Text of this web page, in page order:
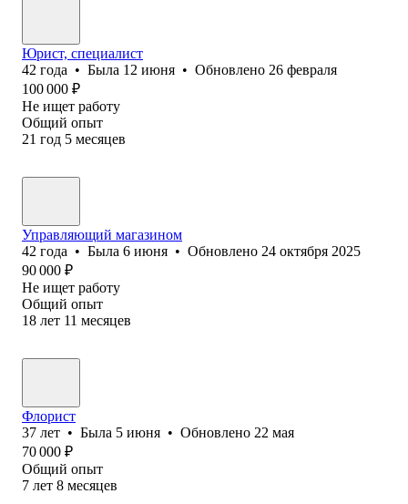
Юрист, специалист
42 года • Была 12 июня • Обновлено 26 февраля
100 000 ₽
Не ищет работу
Общий опыт
21 год 5 месяцев
Управляющий магазином
42 года • Была 6 июня • Обновлено 24 октября 2025
90 000 ₽
Не ищет работу
Общий опыт
18 лет 11 месяцев
Флорист
37 лет • Была 5 июня • Обновлено 22 мая
70 000 ₽
Общий опыт
7 лет 8 месяцев